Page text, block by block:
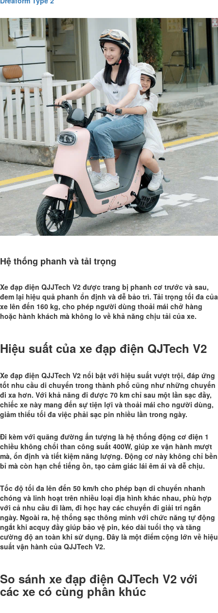
Hệ thống phanh và tải trọng
Xe đạp điện QJJTech V2 được trang bị phanh cơ trước và sau,
đem lại hiệu quả phanh ổn định và dễ bảo trì. Tải trọng tối đa của
xe lên đến 160 kg, cho phép người dùng thoải mái chở hàng
hoặc hành khách mà không lo về khả năng chịu tải của xe.
Hiệu suất của xe đạp điện QJTech V2
Xe đạp điện QJJTech V2 nổi bật với hiệu suất vượt trội, đáp ứng
tốt nhu cầu di chuyển trong thành phố cũng như những chuyến
đi xa hơn. Với khả năng đi được 70 km chỉ sau một lần sạc đầy,
chiếc xe này mang đến sự tiện lợi và thoải mái cho người dùng,
giảm thiểu tối đa việc phải sạc pin nhiều lần trong ngày.
Đi kèm với quãng đường ấn tượng là hệ thống động cơ điện 1
chiều không chổi than công suất 400W, giúp xe vận hành mượt
mà, ổn định và tiết kiệm năng lượng. Động cơ này không chỉ bền
bỉ mà còn hạn chế tiếng ồn, tạo cảm giác lái êm ái và dễ chịu.
Tốc độ tối đa lên đến 50 km/h cho phép bạn di chuyển nhanh
chóng và linh hoạt trên nhiều loại địa hình khác nhau, phù hợp
với cả nhu cầu đi làm, đi học hay các chuyến đi giải trí ngắn
ngày. Ngoài ra, hệ thống sạc thông minh với chức năng tự động
ngắt khi acquy đầy giúp bảo vệ pin, kéo dài tuổi thọ và tăng
cường độ an toàn khi sử dụng. Đây là một điểm cộng lớn về hiệu
suất vận hành của QJJTech V2.
So sánh xe đạp điện QJTech V2 với
các xe có cùng phân khúc